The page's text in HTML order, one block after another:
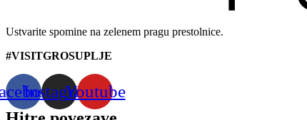
Ustvarite spomine na zelenem pragu prestolnice.
#VISITGROSUPLJE
InstagramYoutube